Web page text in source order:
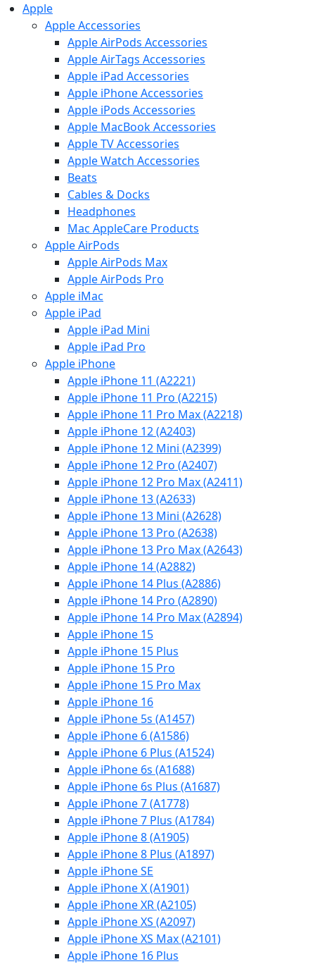
Apple
Apple Accessories
Apple AirPods Accessories
Apple AirTags Accessories
Apple iPad Accessories
Apple iPhone Accessories
Apple iPods Accessories
Apple MacBook Accessories
Apple TV Accessories
Apple Watch Accessories
Beats
Cables & Docks
Headphones
Mac AppleCare Products
Apple AirPods
Apple AirPods Max
Apple AirPods Pro
Apple iMac
Apple iPad
Apple iPad Mini
Apple iPad Pro
Apple iPhone
Apple iPhone 11 (A2221)
Apple iPhone 11 Pro (A2215)
Apple iPhone 11 Pro Max (A2218)
Apple iPhone 12 (A2403)
Apple iPhone 12 Mini (A2399)
Apple iPhone 12 Pro (A2407)
Apple iPhone 12 Pro Max (A2411)
Apple iPhone 13 (A2633)
Apple iPhone 13 Mini (A2628)
Apple iPhone 13 Pro (A2638)
Apple iPhone 13 Pro Max (A2643)
Apple iPhone 14 (A2882)
Apple iPhone 14 Plus (A2886)
Apple iPhone 14 Pro (A2890)
Apple iPhone 14 Pro Max (A2894)
Apple iPhone 15
Apple iPhone 15 Plus
Apple iPhone 15 Pro
Apple iPhone 15 Pro Max
Apple iPhone 16
Apple iPhone 5s (A1457)
Apple iPhone 6 (A1586)
Apple iPhone 6 Plus (A1524)
Apple iPhone 6s (A1688)
Apple iPhone 6s Plus (A1687)
Apple iPhone 7 (A1778)
Apple iPhone 7 Plus (A1784)
Apple iPhone 8 (A1905)
Apple iPhone 8 Plus (A1897)
Apple iPhone SE
Apple iPhone X (A1901)
Apple iPhone XR (A2105)
Apple iPhone XS (A2097)
Apple iPhone XS Max (A2101)
Apple iPhone 16 Plus